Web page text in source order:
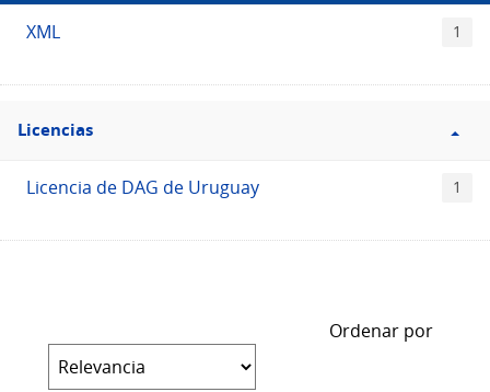
XML 1
Filtro
Licencias
Licencias
Licencia de DAG de Uruguay 1
Ordenar por